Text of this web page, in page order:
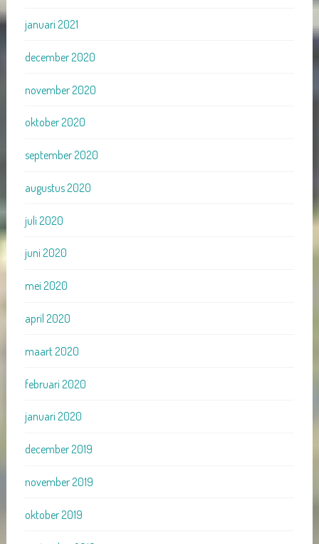
januari 2021
december 2020
november 2020
oktober 2020
september 2020
augustus 2020
juli 2020
juni 2020
mei 2020
april 2020
maart 2020
februari 2020
januari 2020
december 2019
november 2019
oktober 2019